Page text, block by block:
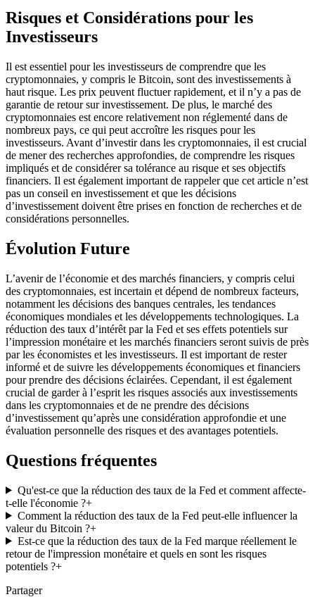
Risques et Considérations pour les
Investisseurs
Il est essentiel pour les investisseurs de comprendre que les
cryptomonnaies, y compris le Bitcoin, sont des investissements à
haut risque. Les prix peuvent fluctuer rapidement, et il n’y a pas de
garantie de retour sur investissement. De plus, le marché des
cryptomonnaies est encore relativement non réglementé dans de
nombreux pays, ce qui peut accroître les risques pour les
investisseurs. Avant d’investir dans les cryptomonnaies, il est crucial
de mener des recherches approfondies, de comprendre les risques
impliqués et de considérer sa tolérance au risque et ses objectifs
financiers. Il est également important de rappeler que cet article n’est
pas un conseil en investissement et que les décisions
d’investissement doivent être prises en fonction de recherches et de
considérations personnelles.
Évolution Future
L’avenir de l’économie et des marchés financiers, y compris celui
des cryptomonnaies, est incertain et dépend de nombreux facteurs,
notamment les décisions des banques centrales, les tendances
économiques mondiales et les développements technologiques. La
réduction des taux d’intérêt par la Fed et ses effets potentiels sur
l’impression monétaire et les marchés financiers seront suivis de près
par les économistes et les investisseurs. Il est important de rester
informé et de suivre les développements économiques et financiers
pour prendre des décisions éclairées. Cependant, il est également
crucial de garder à l’esprit les risques associés aux investissements
dans les cryptomonnaies et de ne prendre des décisions
d’investissement qu’après une considération approfondie et une
évaluation personnelle des risques et des avantages potentiels.
Questions fréquentes
Qu'est-ce que la réduction des taux de la Fed et comment affecte-
t-elle l'économie ?+
Comment la réduction des taux de la Fed peut-elle influencer la
valeur du Bitcoin ?+
Est-ce que la réduction des taux de la Fed marque réellement le
retour de l'impression monétaire et quels en sont les risques
potentiels ?+
Partager